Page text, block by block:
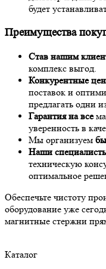
будет
Преимущества
Став нашим
комплекс выгод.
Конкурентные
поставок и
предлагать одни
Гарантия на все
уверенность в
Мы организуем
Наши
техническую
оптимальное
Обеспечьте чистоту
оборудование уже
магнитные стержни
Каталог